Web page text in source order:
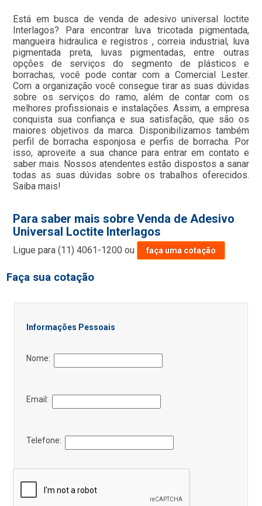
Está em busca de venda de adesivo universal loctite
Interlagos? Para encontrar luva tricotada pigmentada,
mangueira hidraulica e registros , correia industrial, luva
pigmentada preta, luvas pigmentadas, entre outras
opções de serviços do segmento de plásticos e
borrachas, você pode contar com a Comercial Lester.
Com a organização você consegue tirar as suas dúvidas
sobre os serviços do ramo, além de contar com os
melhores profissionais e instalações. Assim, a empresa
conquista sua confiança e sua satisfação, que são os
maiores objetivos da marca. Disponibilizamos também
perfil de borracha esponjosa e perfis de borracha. Por
isso, aproveite a sua chance para entrar em contato e
saber mais. Nossos atendentes estão dispostos a sanar
todas as suas dúvidas sobre os trabalhos oferecidos.
Saiba mais!
Para saber mais sobre Venda de Adesivo
Universal Loctite Interlagos
Ligue para(11) 4061-1200 ou faça uma cotação
Faça sua cotação
Informações Pessoais
Nome:
Email:
Telefone: